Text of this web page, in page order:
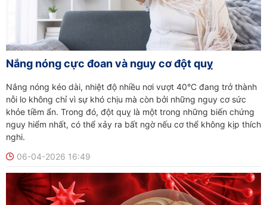
Nắng nóng cực đoan và nguy cơ đột quỵ
Nắng nóng kéo dài, nhiệt độ nhiều nơi vượt 40°C đang trở thành
nỗi lo không chỉ vì sự khó chịu mà còn bởi những nguy cơ sức
khỏe tiềm ẩn. Trong đó, đột quỵ là một trong những biến chứng
nguy hiểm nhất, có thể xảy ra bất ngờ nếu cơ thể không kịp thích
nghi.
06-04-2026 16:49